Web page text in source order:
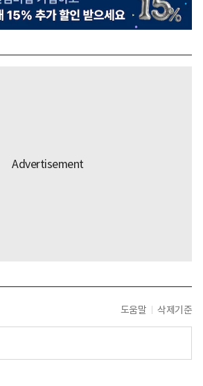
도움말 삭제기준